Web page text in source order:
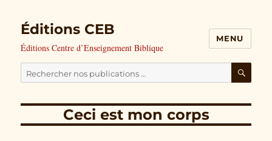
Éditions CEB
Éditions Centre d’Enseignement Biblique
MENU
Cherchez
publications
pour
Ceci est mon corps